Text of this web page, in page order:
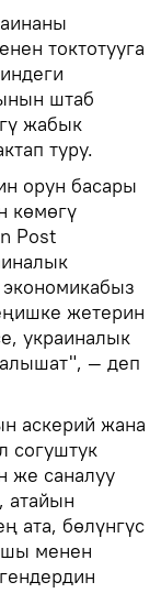
токтотууга
штаб
жабык
туру.
орун басары
көмөгү
Post
жетерин
украиналык
— деп
аскерий жана
согуштук
же саналуу
атайын
ата, бөлүнгүс
менен